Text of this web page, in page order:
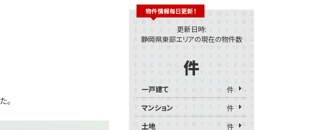
。
更新日時:
静岡県東部エリアの現在の物件数
件
一戸建て
件
マンション
件
土地
件